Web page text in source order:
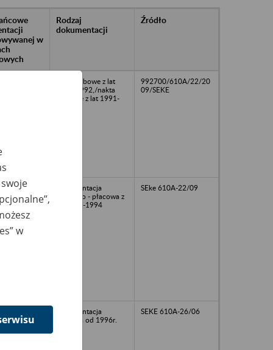
w
Rodzaj
dokumentacji
Źródło
akta osobowe z lat
1990-1992,/nakta
płacowe z lat 1991-
992700/610A/22/20
09/SEKE
dokumentacja
osobowo - płacowa z
lat 1987-1994
SEke 610A-22/09
dokumentacja
płacowa od 1996r.
SEKE 610A-26/06
w